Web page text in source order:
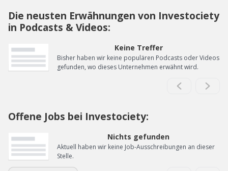
Die neusten Erwähnungen von Investociety
in Podcasts & Videos:
Keine Treffer
Bisher haben wir keine populären Podcasts oder Videos
gefunden, wo dieses Unternehmen erwähnt wird.
Offene Jobs bei Investociety:
Nichts gefunden
Aktuell haben wir keine Job-Ausschreibungen an dieser
Stelle.